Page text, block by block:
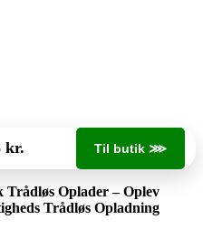
kr. Til butik ⋙
Trådløs Oplader – Oplev
Trådløs Opladning